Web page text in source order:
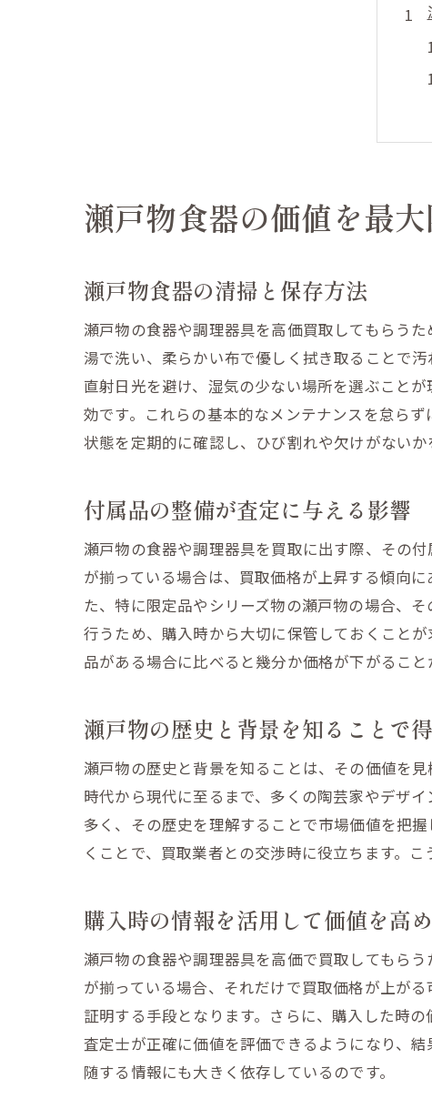
瀬戸物食器の価値を最
瀬戸物食器の清掃と保存方法
瀬戸物の食器や調理器具を高価買取してもらう
湯で洗い、柔らかい布で優しく拭き取ることで
直射日光を避け、湿気の少ない場所を選ぶこと
効です。これらの基本的なメンテナンスを怠ら
状態を定期的に確認し、ひび割れや欠けがない
付属品の整備が査定に与える影響
瀬戸物の食器や調理器具を買取に出す際、その
が揃っている場合は、買取価格が上昇する傾向
た、特に限定品やシリーズ物の瀬戸物の場合、
行うため、購入時から大切に保管しておくこと
品がある場合に比べると幾分か価格が下がるこ
瀬戸物の歴史と背景を知ることで
瀬戸物の歴史と背景を知ることは、その価値を
時代から現代に至るまで、多くの陶芸家やデザ
多く、その歴史を理解することで市場価値を把
くことで、買取業者との交渉時に役立ちます。
購入時の情報を活用して価値を高
瀬戸物の食器や調理器具を高価で買取してもら
が揃っている場合、それだけで買取価格が上が
証明する手段となります。さらに、購入した時
査定士が正確に価値を評価できるようになり、
随する情報にも大きく依存しているのです。